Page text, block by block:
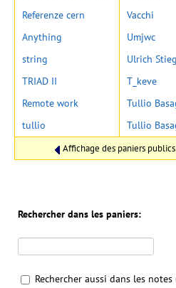
Affichage des paniers
Referenze cern
Vacchi
Anything
Umjwc
string
Ulrich
TRIAD II
T_keve
Remote work
Tullio
tullio
Tullio
Rechercher dans les paniers:
Rechercher aussi dans les